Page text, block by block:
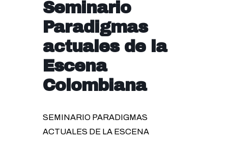
Seminario
Paradigmas
actuales de la
Escena
Colombiana
SEMINARIO PARADIGMAS
ACTUALES DE LA ESCENA